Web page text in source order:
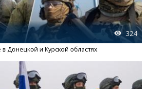
324
Донецкой и Курской областях